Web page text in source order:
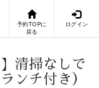
予約TOPに
戻る
ログイン
清掃なしで
ンチ付き）